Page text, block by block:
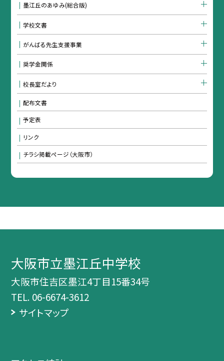
墨江丘のあゆみ(総合版)
学校文書
がんばる先生支援事業
奨学金関係
校長室だより
配布文書
予定表
リンク
チラシ掲載ページ（大阪市）
大阪市立墨江丘中学校
大阪市住吉区墨江4丁目15番34号
TEL. 06-6674-3612
サイトマップ